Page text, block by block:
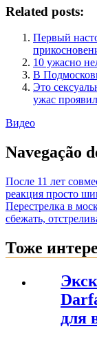
Related posts:
Первый
10 ужасно
В
Это
ужас
Видео
Navegação
После 11 лет
реакция просто
Перестрелка в
сбежать,
Тоже
для